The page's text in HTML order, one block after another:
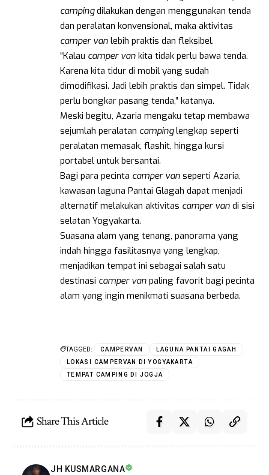
campingdilakukan dengan menggunakan tenda
dan peralatan konvensional, maka aktivitas
camper van lebih praktis dan fleksibel.
“Kalau camper van kita tidak perlu bawa tenda.
Karena kita tidur di mobil yang sudah
dimodifikasi. Jadi lebih praktis dan simpel. Tidak
perlu bongkar pasang tenda,” katanya.
Meski begitu, Azaria mengaku tetap membawa
sejumlah peralatan campinglengkap seperti
peralatan memasak, flashit, hingga kursi
portabel untuk bersantai.
Bagi para pecinta camper van seperti Azaria,
kawasan laguna Pantai Glagah dapat menjadi
alternatif melakukan aktivitas camper van di sisi
selatan Yogyakarta.
Suasana alam yang tenang, panorama yang
indah hingga fasilitasnya yang lengkap,
menjadikan tempat ini sebagai salah satu
destinasi camper van paling favorit bagi pecinta
alam yang ingin menikmati suasana berbeda.
TAGGED: CAMPERVAN
LAGUNA PANTAI GAGAH
LOKASI CAMPERVAN DI YOGYAKARTA
TEMPAT CAMPING DI JOGJA
Share This Article
JH KUSMARGANA